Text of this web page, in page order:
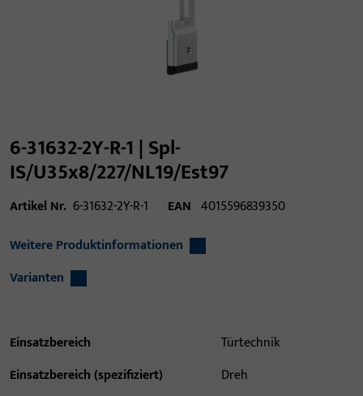
6-31632-2Y-R-1 | Spl-
IS/U35x8/227/NL19/Est97
Artikel Nr. 6-31632-2Y-R-1 EAN 4015596839350
Weitere Produktinformationen
Varianten
Einsatzbereich
Türtechnik
Einsatzbereich (spezifiziert)
Dreh